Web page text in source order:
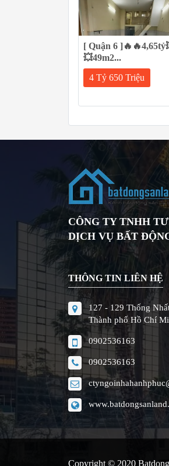
[ Quận 6
💥49m2...
4 Tỷ 650 Triệu
CÔNG TY TNHH
DỊCH VỤ BẤT
THÔNG TIN LIÊN HỆ
127 - 129 Thống
Thành phố Hồ Chí
0902536163
0902536163
Copyright © 2020